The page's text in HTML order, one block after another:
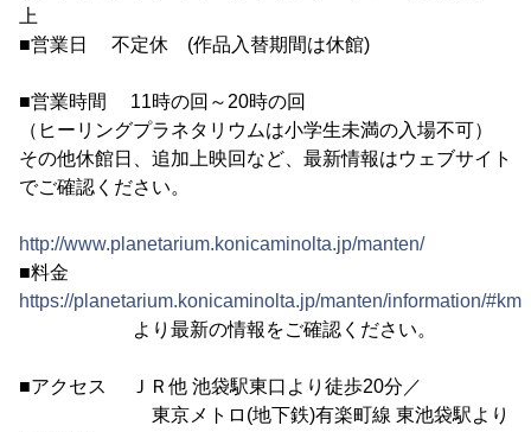
上
■営業日 不定休 (作品入替期間は休館)
■営業時間 11時の回～20時の回
（ヒーリングプラネタリウムは小学生未満の入場不可）
その他休館日、追加上映回など、最新情報はウェブサイト
でご確認ください。
http://www.planetarium.konicaminolta.jp/manten/
■料金
https://planetarium.konicaminolta.jp/manten/information/
より最新の情報をご確認ください。
■アクセス ＪＲ他 池袋駅東口より徒歩20分／
東京メトロ(地下鉄)有楽町線 東池袋駅より